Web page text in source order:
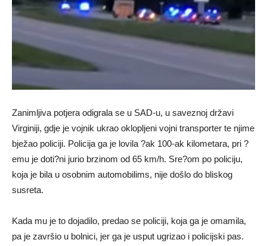
Zanimljiva potjera odigrala se u SAD-u, u saveznoj državi
Virginiji, gdje je vojnik ukrao oklopljeni vojni transporter te njime
bježao policiji. Policija ga je lovila ?ak 100-ak kilometara, pri ?
emu je doti?ni jurio brzinom od 65 km/h. Sre?om po policiju,
koja je bila u osobnim automobilims, nije došlo do bliskog
susreta.
Kada mu je to dojadilo, predao se policiji, koja ga je omamila,
pa je završio u bolnici, jer ga je usput ugrizao i policijski pas.